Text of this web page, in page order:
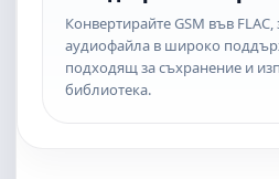
Конвертирайте GSM във FLAC,
аудиофайла в широко
подходящ за съхранение и
библиотека.